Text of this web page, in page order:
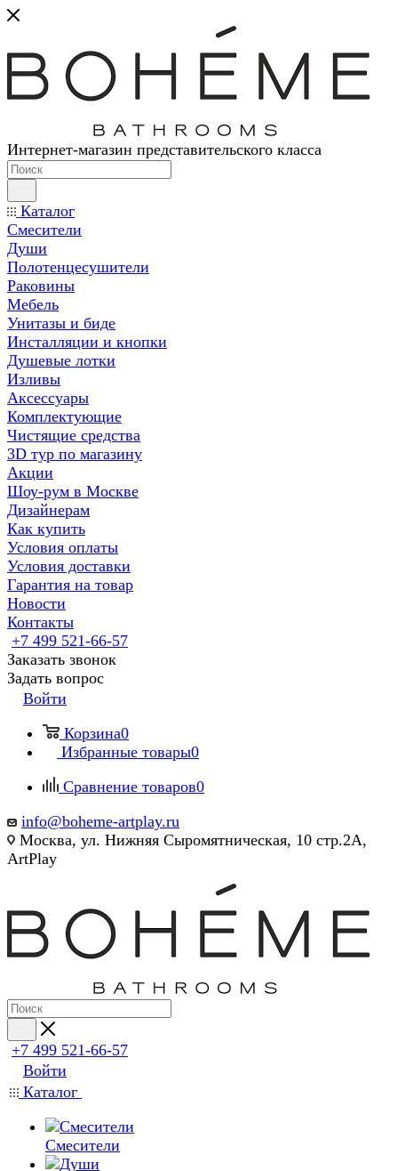
Интернет-магазин представительского класса
Каталог
Смесители
Души
Полотенцесушители
Раковины
Мебель
Унитазы и биде
Инсталляции и кнопки
Душевые лотки
Изливы
Аксессуары
Комплектующие
Чистящие средства
3D тур по магазину
Акции
Шоу-рум в Москве
Дизайнерам
Как купить
Условия оплаты
Условия доставки
Гарантия на товар
Новости
Контакты
+7 499 521-66-57
Заказать звонок
Задать вопрос
Войти
Корзина0
Избранные товары0
Сравнение товаров0
info@boheme-artplay.ru
Москва, ул. Нижняя Сыромятническая, 10 стр.2А,
ArtPlay
+7 499 521-66-57
Войти
Каталог
Смесители